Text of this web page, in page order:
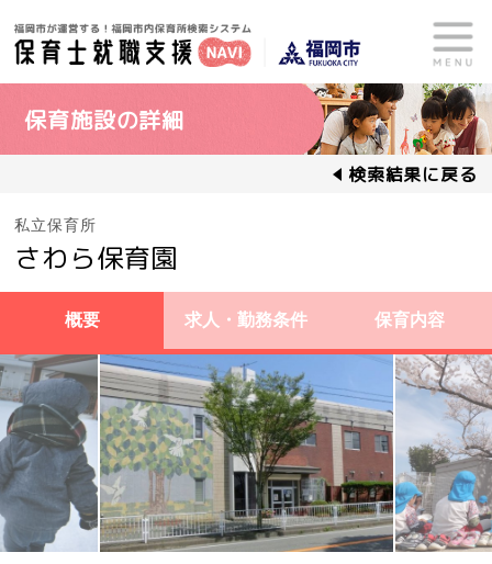
保育施設の詳細
検索結果に戻る
私立保育所
さわら保育園
概要 求人・勤務条件 保育内容